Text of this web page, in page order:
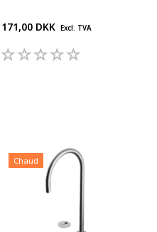
171,00 DKK Excl. TVA
Chaud